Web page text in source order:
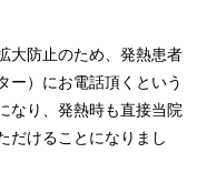
大防止のため、発熱患者
ー）にお電話頂くという
なり、発熱時も直接当院
だけることになりまし